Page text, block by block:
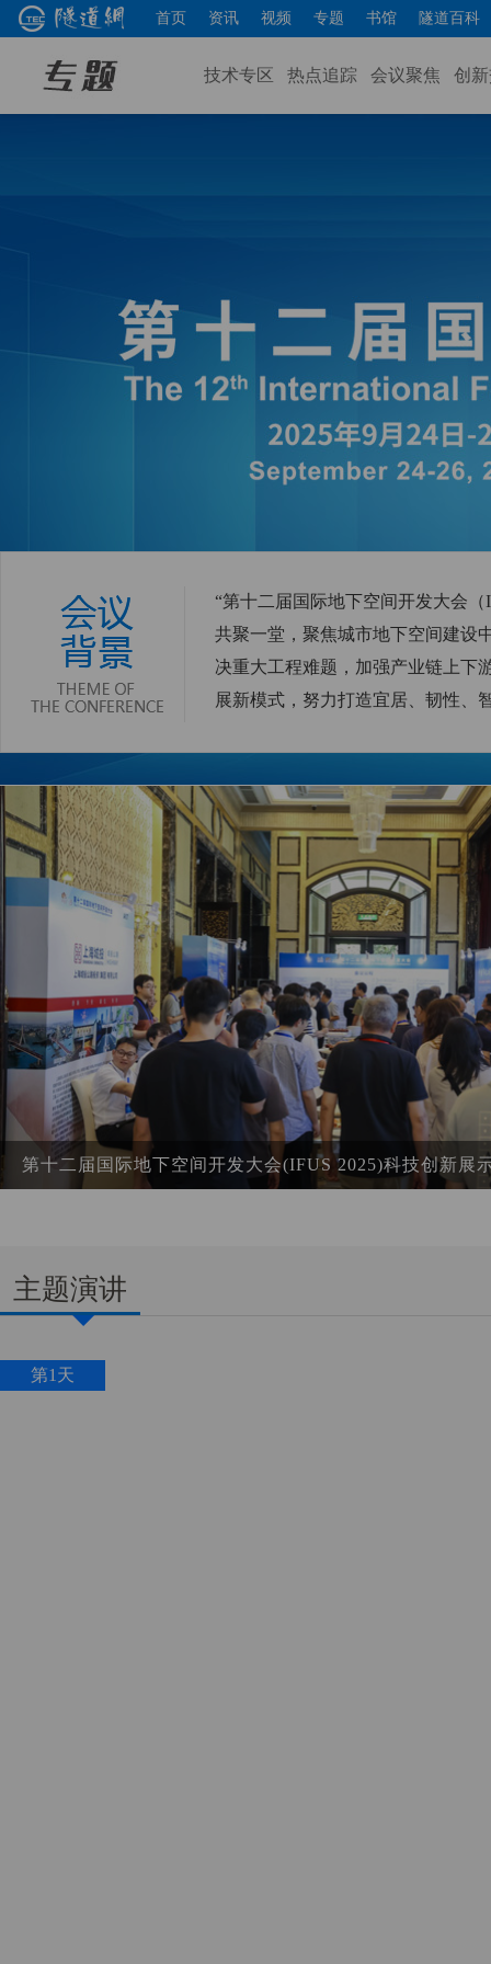
首页 资讯 视频 专题 书馆 隧道百科
技术专区 热点追踪 会议聚焦 创
“第十二届国际地下空间开发大会
共聚一堂，聚焦城市地下空间建设
决重大工程难题，加强产业链上下
展新模式，努力打造宜居、韧性、
第十二届国际地下空间开发大会(IFUS 2025)科技创新展
主题演讲
第1天